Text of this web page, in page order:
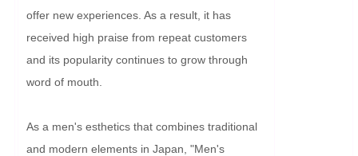
offer new experiences. As a result, it has
received high praise from repeat customers
and its popularity continues to grow through
word of mouth.
As a men's esthetics that combines traditional
and modern elements in Japan, "Men's